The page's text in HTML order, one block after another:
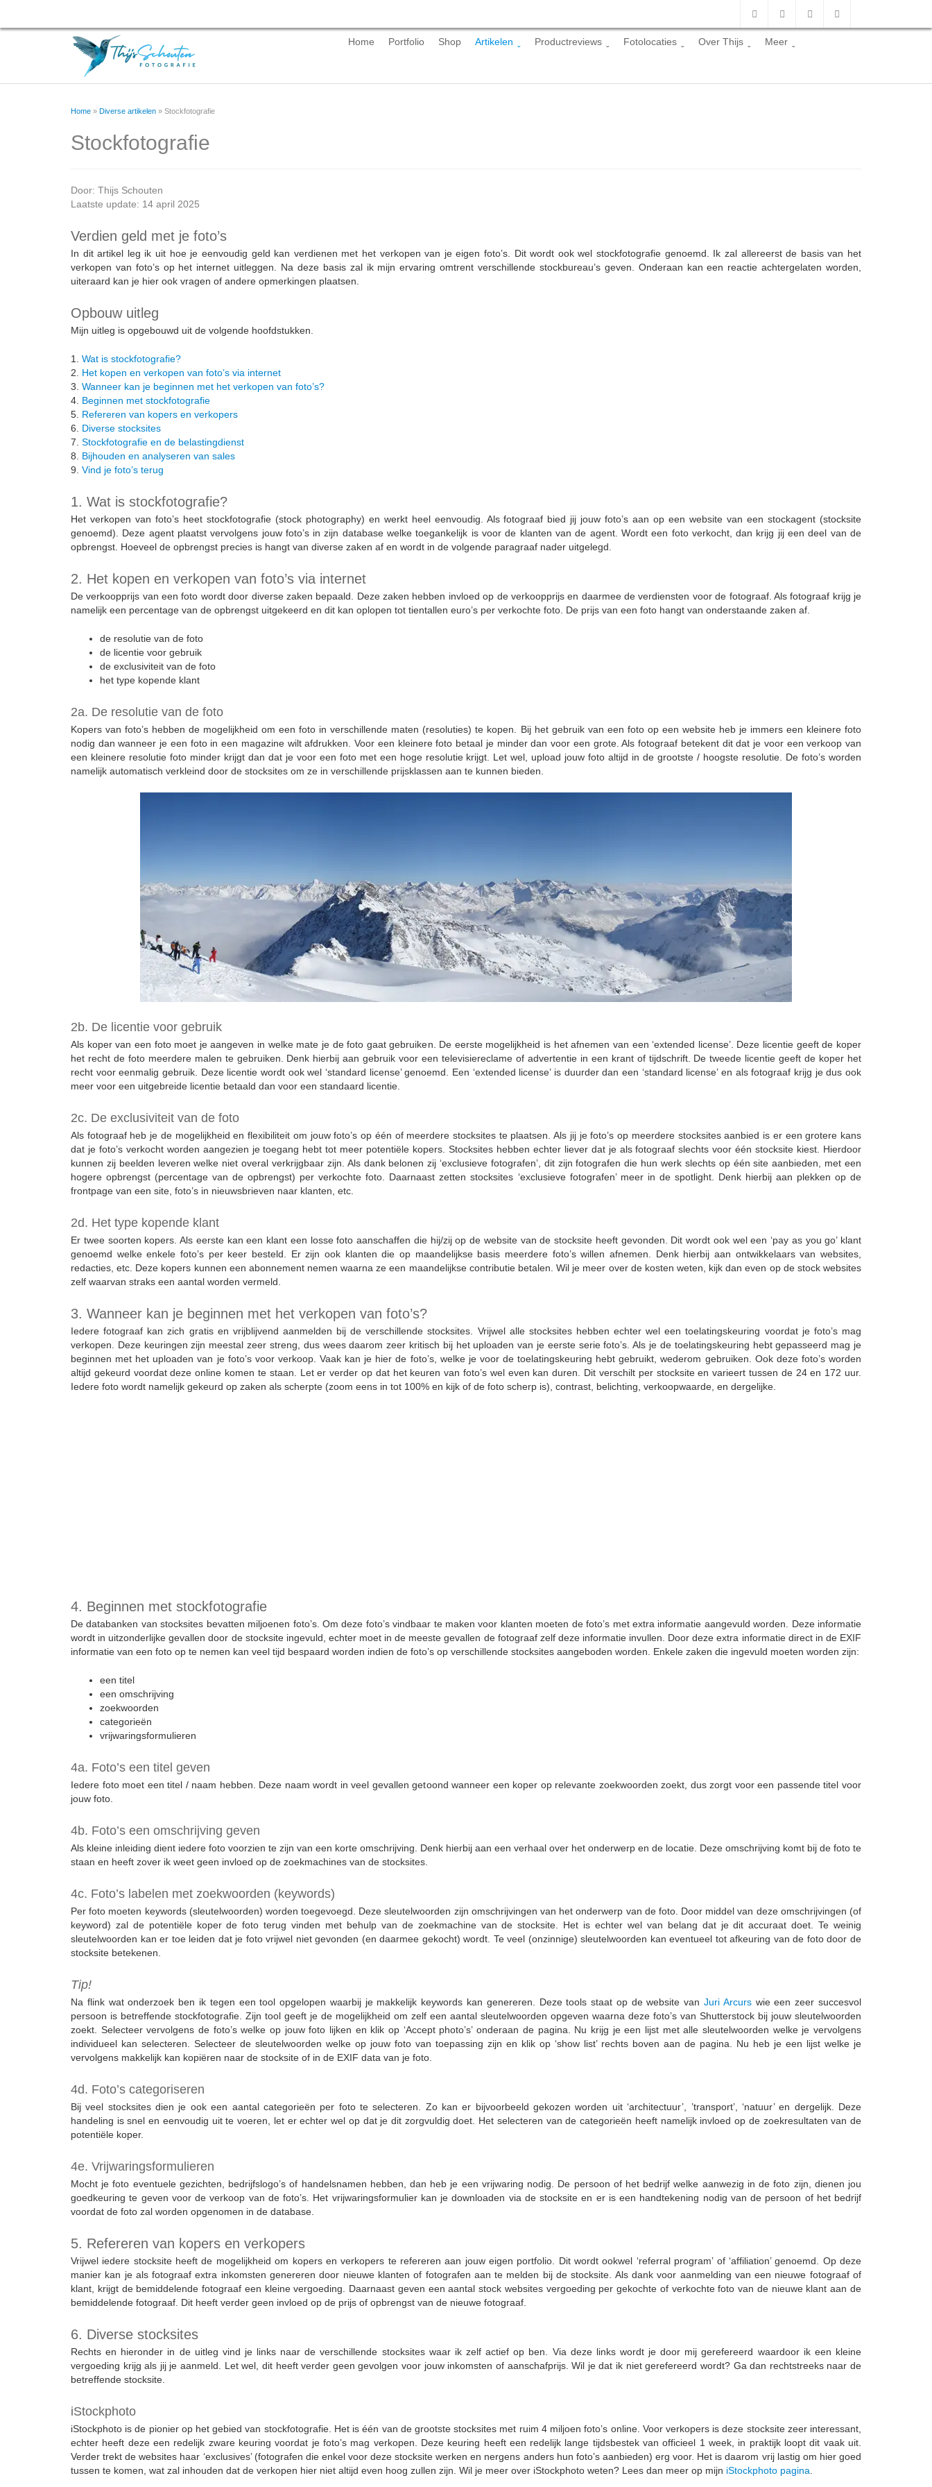
Skip
Home Portfolio Shop Artikelen Productreviews Fotolocaties Over Thijs Meer
Home » Diverse artikelen » Stockfotografie
Stockfotografie
Door: Thijs Schouten
Laatste update: 14 april 2025
Verdien geld met je foto’s
In dit artikel leg ik uit hoe je eenvoudig geld kan verdienen met het verkopen van je eigen foto’s. Dit wordt ook wel stockfotografie genoemd. Ik zal allereerst de basis van het
verkopen van foto’s op het internet uitleggen. Na deze basis zal ik mijn ervaring omtrent verschillende stockbureau’s geven. Onderaan kan een reactie achtergelaten worden,
uiteraard kan je hier ook vragen of andere opmerkingen plaatsen.
Opbouw uitleg
Mijn uitleg is opgebouwd uit de volgende hoofdstukken.
1. Wat is stockfotografie?
2. Het kopen en verkopen van foto’s via internet
3. Wanneer kan je beginnen met het verkopen van foto’s?
4. Beginnen met stockfotografie
5. Refereren van kopers en verkopers
6. Diverse stocksites
7. Stockfotografie en de belastingdienst
8. Bijhouden en analyseren van sales
9. Vind je foto’s terug
1. Wat is stockfotografie?
Het verkopen van foto’s heet stockfotografie (stock photography) en werkt heel eenvoudig. Als fotograaf bied jij jouw foto’s aan op een website van een stockagent (stocksite
genoemd). Deze agent plaatst vervolgens jouw foto’s in zijn database welke toegankelijk is voor de klanten van de agent. Wordt een foto verkocht, dan krijg jij een deel van de
opbrengst. Hoeveel de opbrengst precies is hangt van diverse zaken af en wordt in de volgende paragraaf nader uitgelegd.
2. Het kopen en verkopen van foto’s via internet
De verkoopprijs van een foto wordt door diverse zaken bepaald. Deze zaken hebben invloed op de verkoopprijs en daarmee de verdiensten voor de fotograaf. Als fotograaf krijg je
namelijk een percentage van de opbrengst uitgekeerd en dit kan oplopen tot tientallen euro’s per verkochte foto. De prijs van een foto hangt van onderstaande zaken af.
de resolutie van de foto
de licentie voor gebruik
de exclusiviteit van de foto
het type kopende klant
2a. De resolutie van de foto
Kopers van foto’s hebben de mogelijkheid om een foto in verschillende maten (resoluties) te kopen. Bij het gebruik van een foto op een website heb je immers een kleinere foto
nodig dan wanneer je een foto in een magazine wilt afdrukken. Voor een kleinere foto betaal je minder dan voor een grote. Als fotograaf betekent dit dat je voor een verkoop van
een kleinere resolutie foto minder krijgt dan dat je voor een foto met een hoge resolutie krijgt. Let wel, upload jouw foto altijd in de grootste / hoogste resolutie. De foto’s worden
namelijk automatisch verkleind door de stocksites om ze in verschillende prijsklassen aan te kunnen bieden.
2b. De licentie voor gebruik
Als koper van een foto moet je aangeven in welke mate je de foto gaat gebruiken. De eerste mogelijkheid is het afnemen van een ‘extended license’. Deze licentie geeft de koper
het recht de foto meerdere malen te gebruiken. Denk hierbij aan gebruik voor een televisiereclame of advertentie in een krant of tijdschrift. De tweede licentie geeft de koper het
recht voor eenmalig gebruik. Deze licentie wordt ook wel ‘standard license’ genoemd. Een ‘extended license’ is duurder dan een ‘standard license’ en als fotograaf krijg je dus ook
meer voor een uitgebreide licentie betaald dan voor een standaard licentie.
2c. De exclusiviteit van de foto
Als fotograaf heb je de mogelijkheid en flexibiliteit om jouw foto’s op één of meerdere stocksites te plaatsen. Als jij je foto’s op meerdere stocksites aanbied is er een grotere kans
dat je foto’s verkocht worden aangezien je toegang hebt tot meer potentiële kopers. Stocksites hebben echter liever dat je als fotograaf slechts voor één stocksite kiest. Hierdoor
kunnen zij beelden leveren welke niet overal verkrijgbaar zijn. Als dank belonen zij ‘exclusieve fotografen’, dit zijn fotografen die hun werk slechts op één site aanbieden, met een
hogere opbrengst (percentage van de opbrengst) per verkochte foto. Daarnaast zetten stocksites ‘exclusieve fotografen’ meer in de spotlight. Denk hierbij aan plekken op de
frontpage van een site, foto’s in nieuwsbrieven naar klanten, etc.
2d. Het type kopende klant
Er twee soorten kopers. Als eerste kan een klant een losse foto aanschaffen die hij/zij op de website van de stocksite heeft gevonden. Dit wordt ook wel een ‘pay as you go’ klant
genoemd welke enkele foto’s per keer besteld. Er zijn ook klanten die op maandelijkse basis meerdere foto’s willen afnemen. Denk hierbij aan ontwikkelaars van websites,
redacties, etc. Deze kopers kunnen een abonnement nemen waarna ze een maandelijkse contributie betalen. Wil je meer over de kosten weten, kijk dan even op de stock websites
zelf waarvan straks een aantal worden vermeld.
3. Wanneer kan je beginnen met het verkopen van foto’s?
Iedere fotograaf kan zich gratis en vrijblijvend aanmelden bij de verschillende stocksites. Vrijwel alle stocksites hebben echter wel een toelatingskeuring voordat je foto’s mag
verkopen. Deze keuringen zijn meestal zeer streng, dus wees daarom zeer kritisch bij het uploaden van je eerste serie foto’s. Als je de toelatingskeuring hebt gepasseerd mag je
beginnen met het uploaden van je foto’s voor verkoop. Vaak kan je hier de foto’s, welke je voor de toelatingskeuring hebt gebruikt, wederom gebruiken. Ook deze foto’s worden
altijd gekeurd voordat deze online komen te staan. Let er verder op dat het keuren van foto’s wel even kan duren. Dit verschilt per stocksite en varieert tussen de 24 en 172 uur.
Iedere foto wordt namelijk gekeurd op zaken als scherpte (zoom eens in tot 100% en kijk of de foto scherp is), contrast, belichting, verkoopwaarde, en dergelijke.
4. Beginnen met stockfotografie
De databanken van stocksites bevatten miljoenen foto’s. Om deze foto’s vindbaar te maken voor klanten moeten de foto’s met extra informatie aangevuld worden. Deze informatie
wordt in uitzonderlijke gevallen door de stocksite ingevuld, echter moet in de meeste gevallen de fotograaf zelf deze informatie invullen. Door deze extra informatie direct in de EXIF
informatie van een foto op te nemen kan veel tijd bespaard worden indien de foto’s op verschillende stocksites aangeboden worden. Enkele zaken die ingevuld moeten worden zijn:
een titel
een omschrijving
zoekwoorden
categorieën
vrijwaringsformulieren
4a. Foto’s een titel geven
Iedere foto moet een titel / naam hebben. Deze naam wordt in veel gevallen getoond wanneer een koper op relevante zoekwoorden zoekt, dus zorgt voor een passende titel voor
jouw foto.
4b. Foto’s een omschrijving geven
Als kleine inleiding dient iedere foto voorzien te zijn van een korte omschrijving. Denk hierbij aan een verhaal over het onderwerp en de locatie. Deze omschrijving komt bij de foto te
staan en heeft zover ik weet geen invloed op de zoekmachines van de stocksites.
4c. Foto’s labelen met zoekwoorden (keywords)
Per foto moeten keywords (sleutelwoorden) worden toegevoegd. Deze sleutelwoorden zijn omschrijvingen van het onderwerp van de foto. Door middel van deze omschrijvingen (of
keyword) zal de potentiële koper de foto terug vinden met behulp van de zoekmachine van de stocksite. Het is echter wel van belang dat je dit accuraat doet. Te weinig
sleutelwoorden kan er toe leiden dat je foto vrijwel niet gevonden (en daarmee gekocht) wordt. Te veel (onzinnige) sleutelwoorden kan eventueel tot afkeuring van de foto door de
stocksite betekenen.
Tip!
Na flink wat onderzoek ben ik tegen een tool opgelopen waarbij je makkelijk keywords kan genereren. Deze tools staat op de website vanJuri Arcurswie een zeer succesvol
persoon is betreffende stockfotografie. Zijn tool geeft je de mogelijkheid om zelf een aantal sleutelwoorden opgeven waarna deze foto’s van Shutterstock bij jouw sleutelwoorden
zoekt. Selecteer vervolgens de foto’s welke op jouw foto lijken en klik op ‘Accept photo’s’ onderaan de pagina. Nu krijg je een lijst met alle sleutelwoorden welke je vervolgens
individueel kan selecteren. Selecteer de sleutelwoorden welke op jouw foto van toepassing zijn en klik op ‘show list’ rechts boven aan de pagina. Nu heb je een lijst welke je
vervolgens makkelijk kan kopiëren naar de stocksite of in de EXIF data van je foto.
4d. Foto’s categoriseren
Bij veel stocksites dien je ook een aantal categorieën per foto te selecteren. Zo kan er bijvoorbeeld gekozen worden uit ‘architectuur’, ’transport’, ‘natuur’ en dergelijk. Deze
handeling is snel en eenvoudig uit te voeren, let er echter wel op dat je dit zorgvuldig doet. Het selecteren van de categorieën heeft namelijk invloed op de zoekresultaten van de
potentiële koper.
4e. Vrijwaringsformulieren
Mocht je foto eventuele gezichten, bedrijfslogo’s of handelsnamen hebben, dan heb je een vrijwaring nodig. De persoon of het bedrijf welke aanwezig in de foto zijn, dienen jou
goedkeuring te geven voor de verkoop van de foto’s. Het vrijwaringsformulier kan je downloaden via de stocksite en er is een handtekening nodig van de persoon of het bedrijf
voordat de foto zal worden opgenomen in de database.
5. Refereren van kopers en verkopers
Vrijwel iedere stocksite heeft de mogelijkheid om kopers en verkopers te refereren aan jouw eigen portfolio. Dit wordt ookwel ‘referral program’ of ‘affiliation’ genoemd. Op deze
manier kan je als fotograaf extra inkomsten genereren door nieuwe klanten of fotografen aan te melden bij de stocksite. Als dank voor aanmelding van een nieuwe fotograaf of
klant, krijgt de bemiddelende fotograaf een kleine vergoeding. Daarnaast geven een aantal stock websites vergoeding per gekochte of verkochte foto van de nieuwe klant aan de
bemiddelende fotograaf. Dit heeft verder geen invloed op de prijs of opbrengst van de nieuwe fotograaf.
6. Diverse stocksites
Rechts en hieronder in de uitleg vind je links naar de verschillende stocksites waar ik zelf actief op ben. Via deze links wordt je door mij gerefereerd waardoor ik een kleine
vergoeding krijg als jij je aanmeld. Let wel, dit heeft verder geen gevolgen voor jouw inkomsten of aanschafprijs. Wil je dat ik niet gerefereerd wordt? Ga dan rechtstreeks naar de
betreffende stocksite.
iStockphoto
iStockphoto is de pionier op het gebied van stockfotografie. Het is één van de grootste stocksites met ruim 4 miljoen foto’s online. Voor verkopers is deze stocksite zeer interessant,
echter heeft deze een redelijk zware keuring voordat je foto’s mag verkopen. Deze keuring heeft een redelijk lange tijdsbestek van officieel 1 week, in praktijk loopt dit vaak uit.
Verder trekt de websites haar ‘exclusives’ (fotografen die enkel voor deze stocksite werken en nergens anders hun foto’s aanbieden) erg voor. Het is daarom vrij lastig om hier goed
tussen te komen, wat zal inhouden dat de verkopen hier niet altijd even hoog zullen zijn. Wil je meer over iStockphoto weten? Lees dan meer op mijn iStockphoto pagina